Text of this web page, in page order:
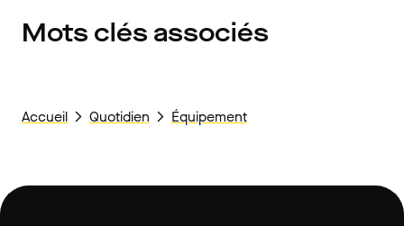
Mots clés associés
Accueil Quotidien Équipement